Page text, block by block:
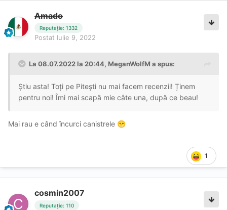
Amado
Reputație: 1332
Postat Iulie 9, 2022
La 08.07.2022 la 20:44, MeganWolfM a spus:
Știu asta! Toți pe Pitești nu mai facem recenzii! Ținem
pentru noi! Îmi mai scapă mie câte una, după ce beau!
Mai rau e când încurci canistrele 😁
1
cosmin2007
Reputație: 110